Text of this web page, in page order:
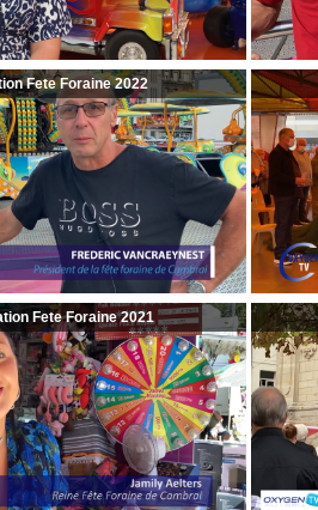
Fete Foraine 2022
Fete Foraine 2021